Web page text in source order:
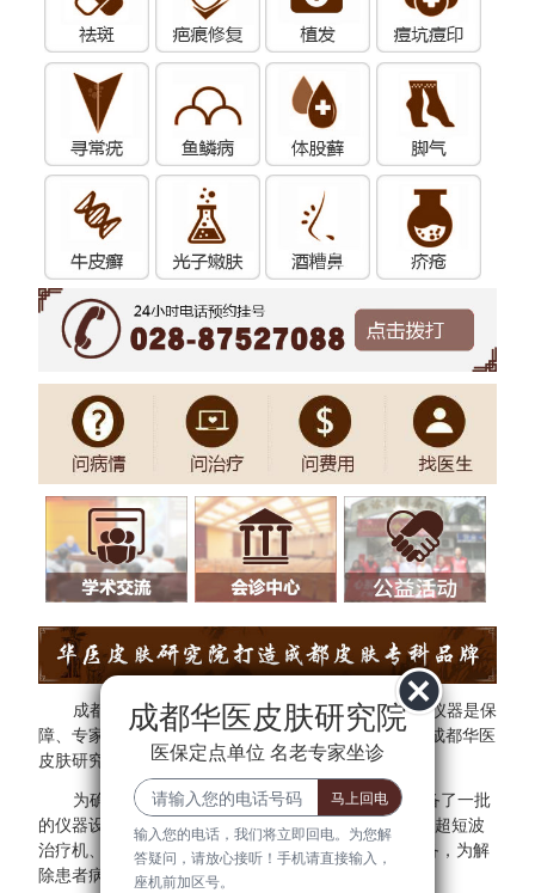
成都华医皮肤研究院秉承"医院环境是基础、设备仪器是保
障、专家团队是核心"的方针。为了更好的服务于民，成都华医
皮肤研究院与多家三甲医院专家建立专家会诊中心。
为确保医疗质量与安全，成都华医皮肤研究院配备了一批
的仪器设备，拥有308准分子光治疗仪、红宝石激光、超短波
治疗机、射频治疗仪、窄谱UVB治疗仪等检查诊断设备，为解
除患者病症提供可靠的保障。
成都华医皮肤研究院
医保定点单位 名老专家坐诊
输入您的电话，我们将立即回电。为您解
答疑问，请放心接听！手机请直接输入，
座机前加区号。